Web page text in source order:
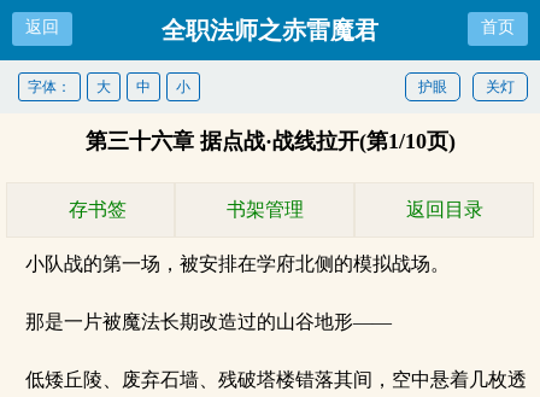
返回 全职法师之赤雷魔君 首页
关灯
护眼
字体： 大 中 小
第三十六章 据点战·战线拉开(第1/10页)
存书签 书架管理 返回目录
小队战的第一场，被安排在学府北侧的模拟战场。
那是一片被魔法长期改造过的山谷地形——
低矮丘陵、废弃石墙、残破塔楼错落其间，空中悬着几枚透